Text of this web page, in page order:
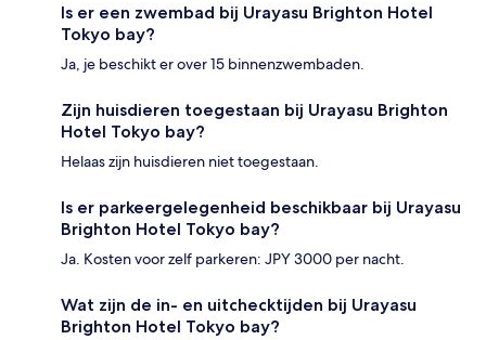
Is er een zwembad bij Urayasu Brighton Hotel
Tokyo bay?
Ja, je beschikt er over 15 binnenzwembaden.
Zijn huisdieren toegestaan bij Urayasu Brighton
Hotel Tokyo bay?
Helaas zijn huisdieren niet toegestaan.
Is er parkeergelegenheid beschikbaar bij Urayasu
Brighton Hotel Tokyo bay?
Ja. Kosten voor zelf parkeren: JPY 3000 per nacht.
Wat zijn de in- en uitchecktijden bij Urayasu
Brighton Hotel Tokyo bay?